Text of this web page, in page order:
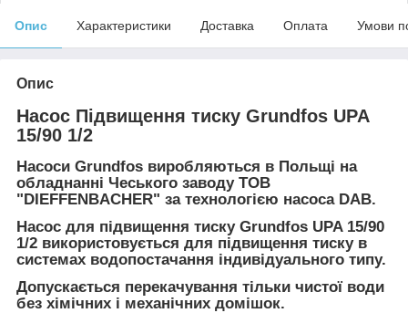
Опис Характеристики Доставка Оплата Умови
Опис
Насос Підвищення тиску Grundfos UPA
15/90 1/2
Насоси Grundfos виробляються в Польщі на
обладнанні Чеського заводу ТОВ
"DIEFFENBACHER" за технологією насоса DAB.
Насос для підвищення тиску Grundfos UPA 15/90
1/2 використовується для підвищення тиску в
системах водопостачання індивідуального типу.
Допускається перекачування тільки чистої води
без хімічних і механічних домішок.